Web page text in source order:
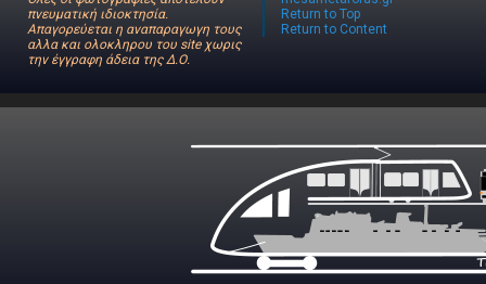
πνευματική ιδιοκτησία.
Απαγορεύεται η αναπαραγωγη τους
αλλα και ολοκληρου του site χωρις
την έγγραφη άδεια της Δ.Ο.
Return to Top
Return to Content